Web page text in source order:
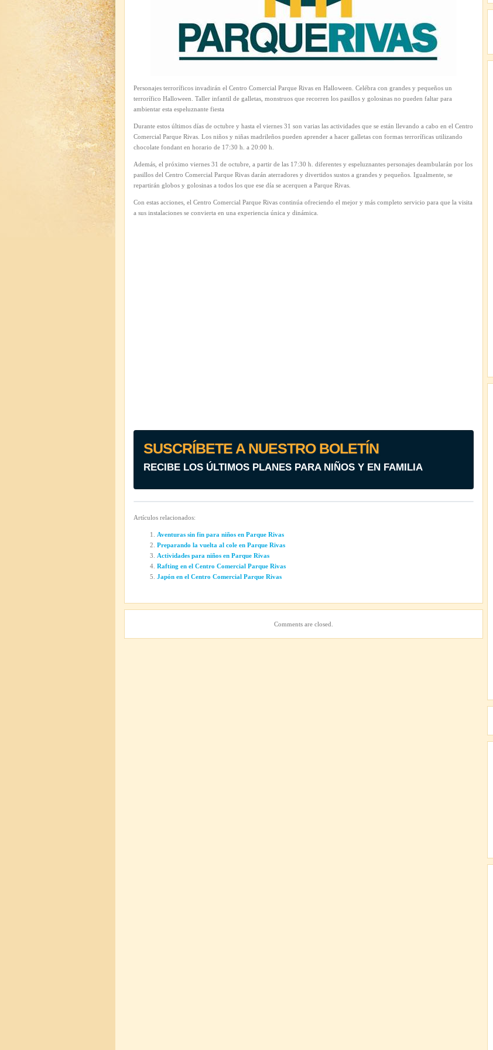
Personajes terroríficos invadirán el Centro Comercial Parque Rivas en Halloween. Celébra con grandes y pequeños un
terrorífico Halloween. Taller infantil de galletas, monstruos que recorren los pasillos y golosinas no pueden faltar para
ambientar esta espeluznante fiesta
Durante estos últimos días de octubre y hasta el viernes 31 son varias las actividades que se están llevando a cabo en el Centro
Comercial Parque Rivas. Los niños y niñas madrileños pueden aprender a hacer galletas con formas terroríficas utilizando
chocolate fondant en horario de 17:30 h. a 20:00 h.
Además, el próximo viernes 31 de octubre, a partir de las 17:30 h. diferentes y espeluznantes personajes deambularán por los
pasillos del Centro Comercial Parque Rivas darán aterradores y divertidos sustos a grandes y pequeños. Igualmente, se
repartirán globos y golosinas a todos los que ese día se acerquen a Parque Rivas.
Con estas acciones, el Centro Comercial Parque Rivas continúa ofreciendo el mejor y más completo servicio para que la visita
a sus instalaciones se convierta en una experiencia única y dinámica.
SUSCRÍBETE A NUESTRO BOLETÍN
RECIBE LOS ÚLTIMOS PLANES PARA NIÑOS Y EN FAMILIA
Artículos relacionados:
Aventuras sin fin para niños en Parque Rivas
Preparando la vuelta al cole en Parque Rivas
Actividades para niños en Parque Rivas
Rafting en el Centro Comercial Parque Rivas
Japón en el Centro Comercial Parque Rivas
Comments are closed.